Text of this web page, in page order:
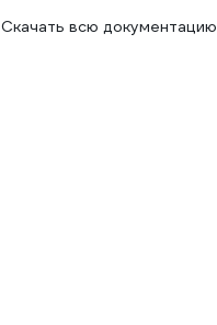
Скачать всю документацию